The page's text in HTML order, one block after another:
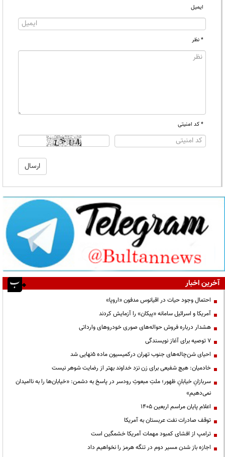
ایمیل
* نظر
* کد امنیتی
آخرین اخبار
احتمال وجود حیات در اقیانوس مدفون «اروپا»
آمریکا و اسرائیل سامانه «پیکان» را آزمایش کردند
هشدار درباره فروش حواله‌های صوری خودروهای وارداتی
۷ توصیه برای آغاز نویسندگی
احیای شن‌چاله‌های جنوب تهران درکمیسیون ماده ۵نهایی شد
خادمیان: هیچ شفیعی برای زن نزد خداوند بهتر از رضایت شوهر نیست
سربازانِ خیابانِ ظهور؛ ملتِ مبعوثِ رودسر در پاسخ به دشمن: «خیابان‌ها را به ناامیدان
نمی‌دهیم»
اعلام پایان مراسم اربعین ۱۴۰۵
توقف صادرات نفت عربستان به آمریکا
ترامپ از افشای کمبود مهمات آمریکا خشمگین است
اجازه باز شدن مسیر دوم در تنگه هرمز را نخواهیم داد